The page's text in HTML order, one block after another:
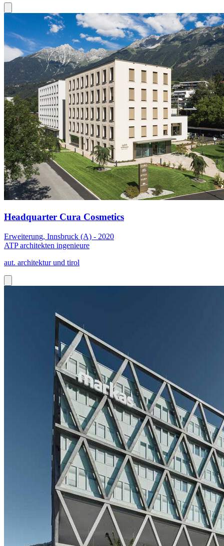
Headquarter Cura Cosmetics
Erweiterung, Innsbruck (A) - 2020
ATP architekten ingenieure
aut. architektur und tirol